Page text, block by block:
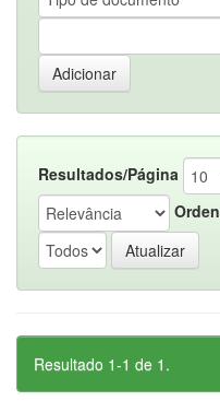
Resultados/Página
Resultado 1-1 de 1.